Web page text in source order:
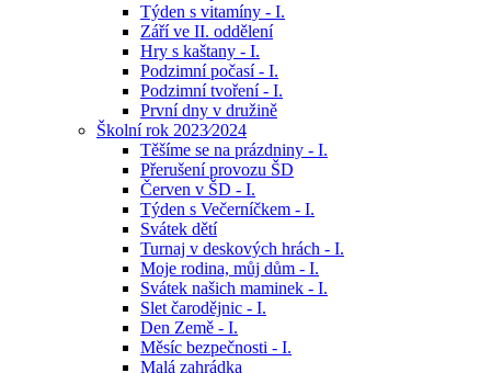
Týden s vitamíny - I.
Září ve II. oddělení
Hry s kaštany - I.
Podzimní počasí - I.
Podzimní tvoření - I.
První dny v družině
Školní rok 2023⁄2024
Těšíme se na prázdniny - I.
Přerušení provozu ŠD
Červen v ŠD - I.
Týden s Večerníčkem - I.
Svátek dětí
Turnaj v deskových hrách - I.
Moje rodina, můj dům - I.
Svátek našich maminek - I.
Slet čarodějnic - I.
Den Země - I.
Měsíc bezpečnosti - I.
Malá zahrádka